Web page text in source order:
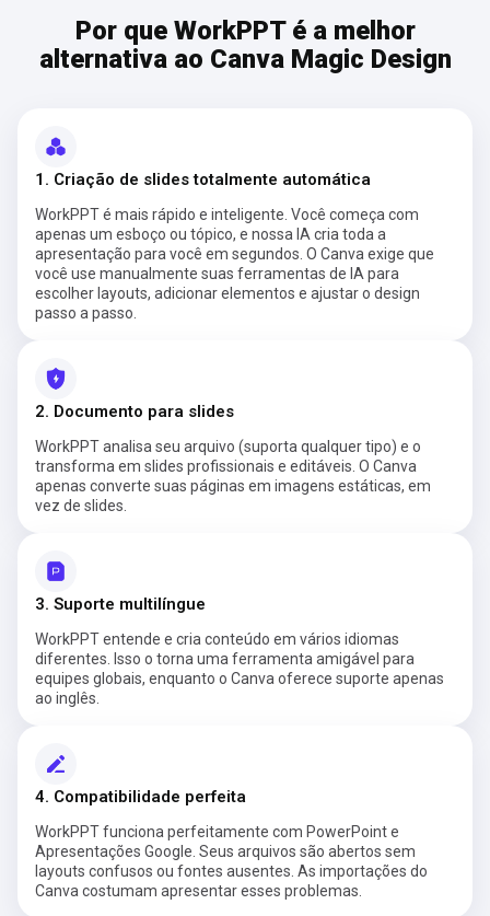
Por que WorkPPT é a melhor
alternativa ao Canva Magic Design
1. Criação de slides totalmente automática
WorkPPT é mais rápido e inteligente. Você começa com
apenas um esboço ou tópico, e nossa IA cria toda a
apresentação para você em segundos. O Canva exige que
você use manualmente suas ferramentas de IA para
escolher layouts, adicionar elementos e ajustar o design
passo a passo.
2. Documento para slides
WorkPPT analisa seu arquivo (suporta qualquer tipo) e o
transforma em slides profissionais e editáveis. O Canva
apenas converte suas páginas em imagens estáticas, em
vez de slides.
3. Suporte multilíngue
WorkPPT entende e cria conteúdo em vários idiomas
diferentes. Isso o torna uma ferramenta amigável para
equipes globais, enquanto o Canva oferece suporte apenas
ao inglês.
4. Compatibilidade perfeita
WorkPPT funciona perfeitamente com PowerPoint e
Apresentações Google. Seus arquivos são abertos sem
layouts confusos ou fontes ausentes. As importações do
Canva costumam apresentar esses problemas.